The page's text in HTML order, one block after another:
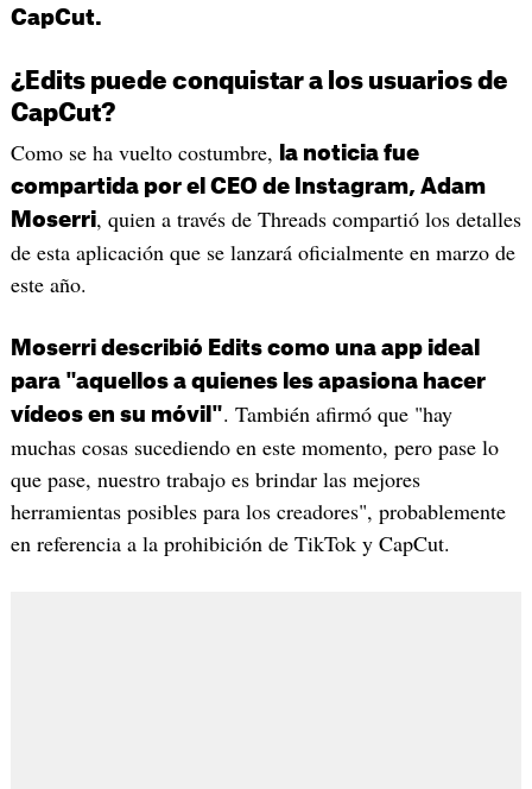
CapCut.
¿Edits puede conquistar a los usuarios de
CapCut?
Como se ha vuelto costumbre,
la noticia fue
compartida por el CEO de Instagram, Adam
Moserri, quien a través de Threads compartió los detalles
de esta aplicación que se lanzará oficialmente en marzo de
este año.
Moserri describió Edits como una app ideal
para "aquellos a quienes les apasiona hacer
vídeos en su móvil". También afirmó que "hay
muchas cosas sucediendo en este momento, pero pase lo
que pase, nuestro trabajo es brindar las mejores
herramientas posibles para los creadores", probablemente
en referencia a la prohibición de TikTok y CapCut.